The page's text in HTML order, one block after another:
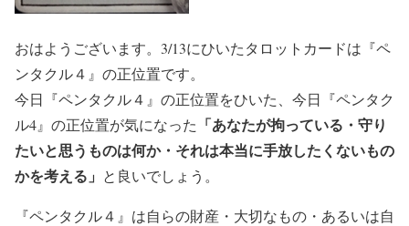
おはようございます。3/13にひいたタロットカードは『ペ
ンタクル４』の正位置です。
今日『ペンタクル４』の正位置をひいた、今日『ペンタク
ル4』の正位置が気になった 「あなたが拘っている・守り
たいと思うものは何か・それは本当に手放したくないもの
かを考える」 と良いでしょう。
『ペンタクル４』は自らの財産・大切なもの・あるいは自